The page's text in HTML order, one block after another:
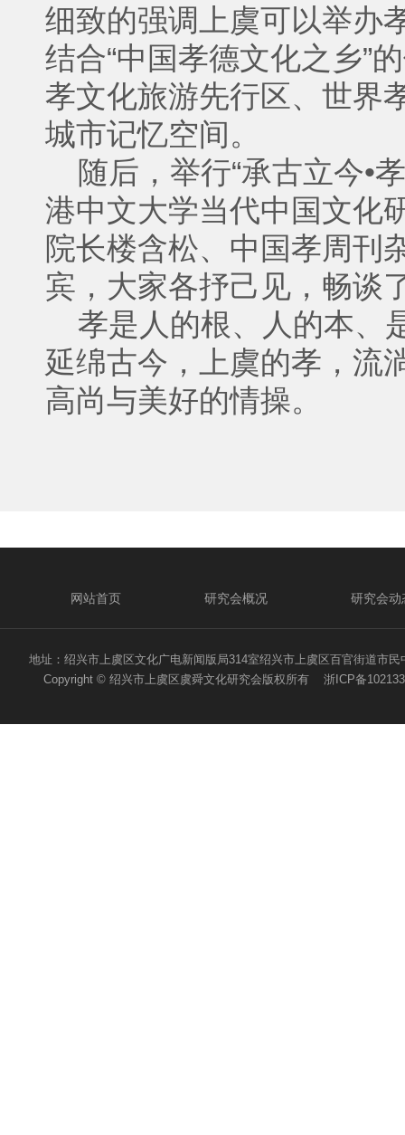
细致的强调上虞可以举办
结合“中国孝德文化之乡”
孝文化旅游先行区、世界
城市记忆空间。
随后，举行“承古立今•
港中文大学当代中国文化
院长楼含松、中国孝周刊
宾，大家各抒己见，畅谈
孝是人的根、人的本、
延绵古今，上虞的孝，流
高尚与美好的情操。
网站首页 研究会概况 研究会动
地址：绍兴市上虞区文化广电新闻版局314室绍兴市上虞区百官街道
Copyright © 绍兴市上虞区虞舜文化研究会版权所有 浙ICP备